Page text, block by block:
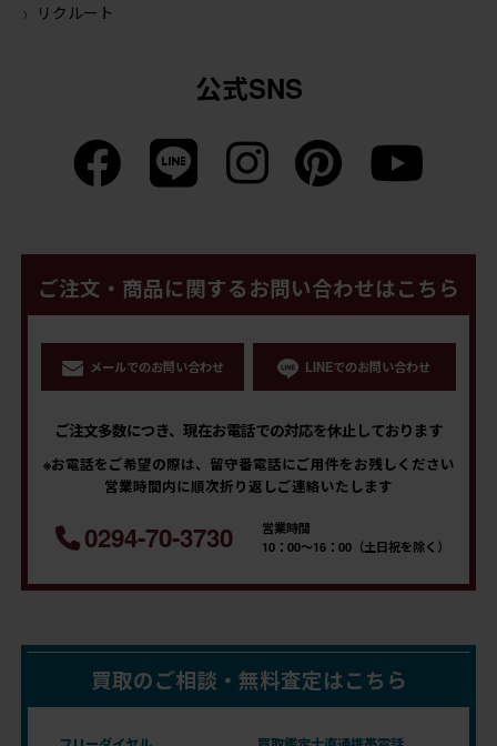
リクルート
公式SNS
ご注文・商品に関するお問い合わせはこちら
メールでのお問い合わせ LINEでのお問い合わせ
ご注文多数につき、現在お電話での対応を休止しております
※お電話をご希望の際は、留守番電話にご用件をお残しください
営業時間内に順次折り返しご連絡いたします
0294-70-3730
営業時間
10：00～16：00（土日祝を除く）
買取のご相談・無料査定はこちら